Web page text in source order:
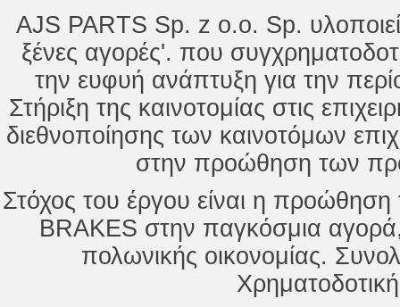
AJS PARTS Sp. z o.o. Sp.
ξένες αγορές'. που
την ευφυή ανάπτυξη για την
Στήριξη της καινοτομίας στις
διεθνοποίησης των καινοτόμων
στην προώθηση των
Στόχος του έργου είναι η
BRAKES στην παγκόσμια
πολωνικής οικονομίας.